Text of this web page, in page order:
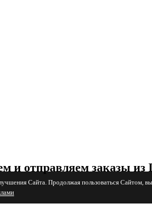
Сайта. Продолжая пользоваться Сайтом,
отправляем заказы из